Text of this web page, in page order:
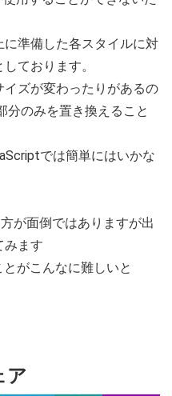
準備した各スタイルに対
ております。
ズが変わったりがあるの
分のみを置き換えること
では簡単にはいかな
が面倒ではありますが出
みます
がこんなに難しいと
ア